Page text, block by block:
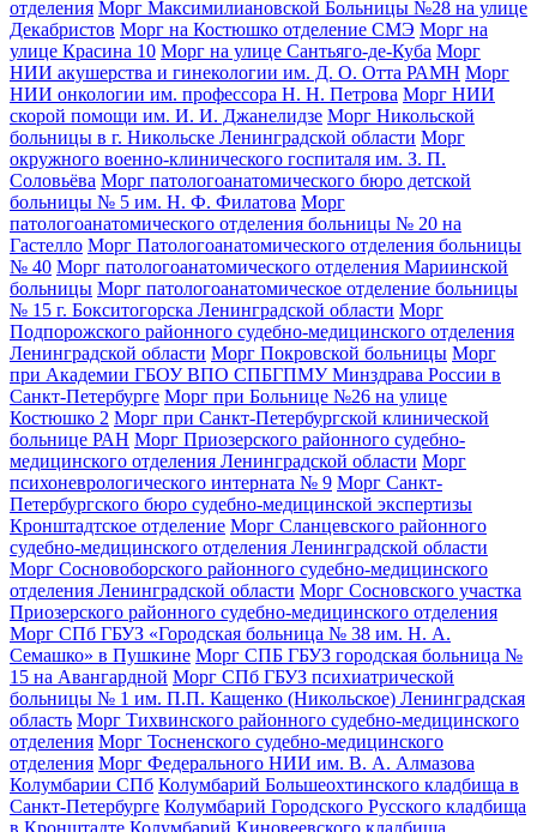
отделения Морг Максимилиановской Больницы №28 на улице
Декабристов Морг на Костюшко отделение СМЭ Морг на
улице Красина 10 Морг на улице Сантьяго-де-Куба Морг
НИИ акушерства и гинекологии им. Д. О. Отта РАМН Морг
НИИ онкологии им. профессора Н. Н. Петрова Морг НИИ
скорой помощи им. И. И. Джанелидзе Морг Никольской
больницы в г. Никольске Ленинградской области Морг
окружного военно-клинического госпиталя им. З. П.
Соловьёва Морг патологоанатомического бюро детской
больницы № 5 им. Н. Ф. Филатова Морг
патологоанатомического отделения больницы № 20 на
Гастелло Морг Патологоанатомического отделения больницы
№ 40 Морг патологоанатомического отделения Мариинской
больницы Морг патологоанатомическое отделение больницы
№ 15 г. Бокситогорска Ленинградской области Морг
Подпорожского районного судебно-медицинского отделения
Ленинградской области Морг Покровской больницы Морг
при Академии ГБОУ ВПО СПБГПМУ Минздрава России в
Санкт-Петербурге Морг при Больнице №26 на улице
Костюшко 2 Морг при Санкт-Петербургской клинической
больнице РАН Морг Приозерского районного судебно-
медицинского отделения Ленинградской области Морг
психоневрологического интерната № 9 Морг Санкт-
Петербургского бюро судебно-медицинской экспертизы
Кронштадтское отделение Морг Сланцевского районного
судебно-медицинского отделения Ленинградской области
Морг Сосновоборского районного судебно-медицинского
отделения Ленинградской области Морг Сосновского участка
Приозерского районного судебно-медицинского отделения
Морг СПб ГБУЗ «Городская больница № 38 им. Н. А.
Семашко» в Пушкине Морг СПБ ГБУЗ городская больница №
15 на Авангардной Морг СПб ГБУЗ психиатрической
больницы № 1 им. П.П. Кащенко (Никольское) Ленинградская
область Морг Тихвинского районного судебно-медицинского
отделения Морг Тосненского судебно-медицинского
отделения Морг Федерального НИИ им. В. А. Алмазова
Колумбарии СПб Колумбарий Большеохтинского кладбища в
Санкт-Петербурге Колумбарий Городского Русского кладбища
в Кронштадте Колумбарий Киновеевского кладбища